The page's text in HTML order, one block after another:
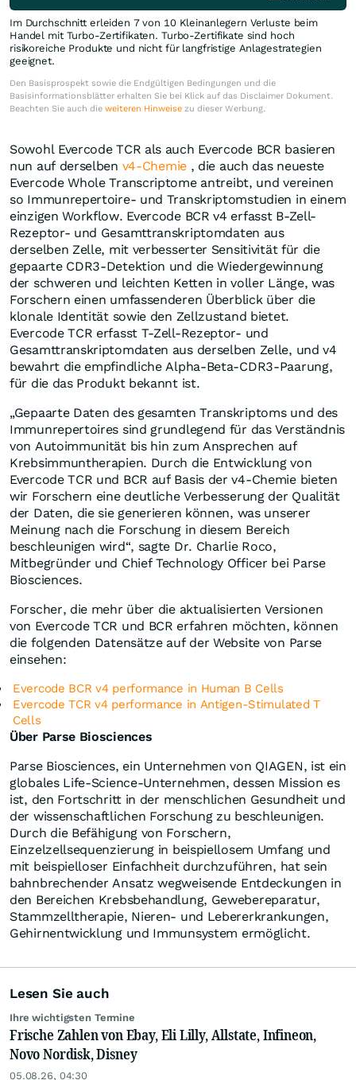
Im Durchschnitt erleiden 7 von 10 Kleinanlegern Verluste beim
Handel mit Turbo-Zertifikaten. Turbo-Zertifikate sind hoch
risikoreiche Produkte und nicht für langfristige Anlagestrategien
geeignet.
Den Basisprospekt sowie die Endgültigen Bedingungen und die
Basisinformationsblätter erhalten Sie bei Klick auf das Disclaimer Dokument.
Beachten Sie auch die weiteren Hinweise zu dieser Werbung.
Sowohl Evercode TCR als auch Evercode BCR basieren
nun auf derselben v4-Chemie, die auch das neueste
Evercode Whole Transcriptome antreibt, und vereinen
so Immunrepertoire- und Transkriptomstudien in einem
einzigen Workflow. Evercode BCR v4 erfasst B-Zell-
Rezeptor- und Gesamttranskriptomdaten aus
derselben Zelle, mit verbesserter Sensitivität für die
gepaarte CDR3-Detektion und die Wiedergewinnung
der schweren und leichten Ketten in voller Länge, was
Forschern einen umfassenderen Überblick über die
klonale Identität sowie den Zellzustand bietet.
Evercode TCR erfasst T-Zell-Rezeptor- und
Gesamttranskriptomdaten aus derselben Zelle, und v4
bewahrt die empfindliche Alpha-Beta-CDR3-Paarung,
für die das Produkt bekannt ist.
„Gepaarte Daten des gesamten Transkriptoms und des
Immunrepertoires sind grundlegend für das Verständnis
von Autoimmunität bis hin zum Ansprechen auf
Krebsimmuntherapien. Durch die Entwicklung von
Evercode TCR und BCR auf Basis der v4-Chemie bieten
wir Forschern eine deutliche Verbesserung der Qualität
der Daten, die sie generieren können, was unserer
Meinung nach die Forschung in diesem Bereich
beschleunigen wird“, sagte Dr. Charlie Roco,
Mitbegründer und Chief Technology Officer bei Parse
Biosciences.
Forscher, die mehr über die aktualisierten Versionen
von Evercode TCR und BCR erfahren möchten, können
die folgenden Datensätze auf der Website von Parse
einsehen:
Evercode BCR v4 performance in Human B Cells
Evercode TCR v4 performance in Antigen-Stimulated T
Cells
Über Parse Biosciences
Parse Biosciences, ein Unternehmen von QIAGEN, ist ein
globales Life-Science-Unternehmen, dessen Mission es
ist, den Fortschritt in der menschlichen Gesundheit und
der wissenschaftlichen Forschung zu beschleunigen.
Durch die Befähigung von Forschern,
Einzelzellsequenzierung in beispiellosem Umfang und
mit beispielloser Einfachheit durchzuführen, hat sein
bahnbrechender Ansatz wegweisende Entdeckungen in
den Bereichen Krebsbehandlung, Gewebereparatur,
Stammzelltherapie, Nieren- und Lebererkrankungen,
Gehirnentwicklung und Immunsystem ermöglicht.
Lesen Sie auch
Ihre wichtigsten Termine
Frische Zahlen von Ebay, Eli Lilly, Allstate, Infineon,
Novo Nordisk, Disney
05.08.26, 04:30